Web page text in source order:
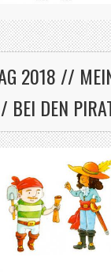
2018 //
BEI DEN